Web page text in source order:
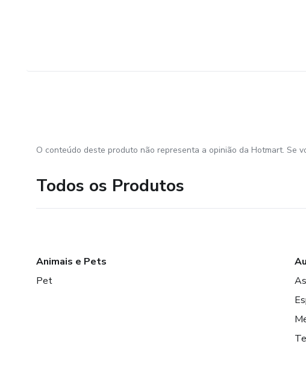
O conteúdo deste produto não representa a opinião da Hotmart. Se
Todos os Produtos
Animais e Pets
Pet